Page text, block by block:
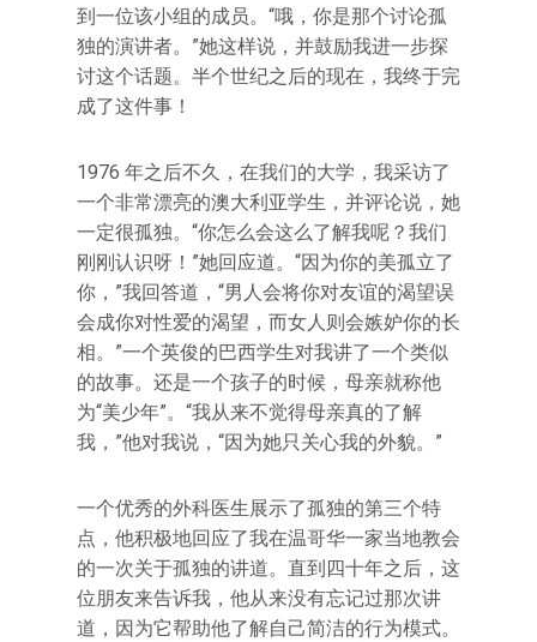
到一位该小组的成员。“哦，你是那个讨论孤
独的演讲者。”她这样说，并鼓励我进一步探
讨这个话题。半个世纪之后的现在，我终于完
成了这件事！
1976 年之后不久，在我们的大学，我采访了
一个非常漂亮的澳大利亚学生，并评论说，她
一定很孤独。“你怎么会这么了解我呢？我们
刚刚认识呀！”她回应道。“因为你的美孤立了
你，”我回答道，“男人会将你对友谊的渴望误
会成你对性爱的渴望，而女人则会嫉妒你的长
相。”一个英俊的巴西学生对我讲了一个类似
的故事。还是一个孩子的时候，母亲就称他
为“美少年”。“我从来不觉得母亲真的了解
我，”他对我说，“因为她只关心我的外貌。”
一个优秀的外科医生展示了孤独的第三个特
点，他积极地回应了我在温哥华一家当地教会
的一次关于孤独的讲道。直到四十年之后，这
位朋友来告诉我，他从来没有忘记过那次讲
道，因为它帮助他了解自己简洁的行为模式。